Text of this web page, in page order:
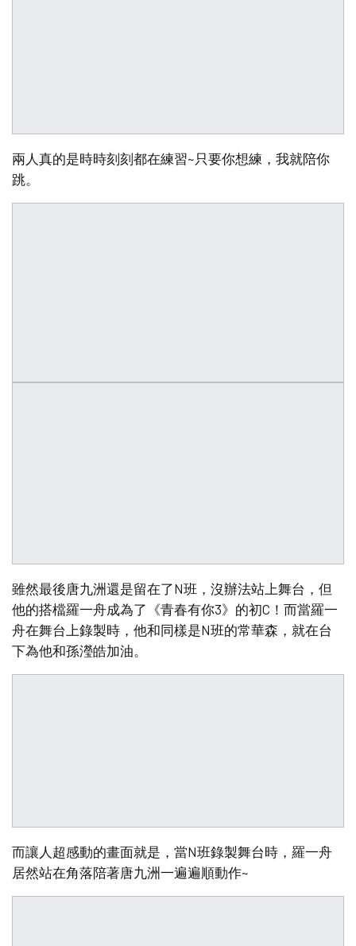
兩人真的是時時刻刻都在練習~只要你想練，我就陪你
跳。
雖然最後唐九洲還是留在了N班，沒辦法站上舞台，但
他的搭檔羅一舟成為了《青春有你3》的初C！而當羅一
舟在舞台上錄製時，他和同樣是N班的常華森，就在台
下為他和孫瀅皓加油。
而讓人超感動的畫面就是，當N班錄製舞台時，羅一舟
居然站在角落陪著唐九洲一遍遍順動作~